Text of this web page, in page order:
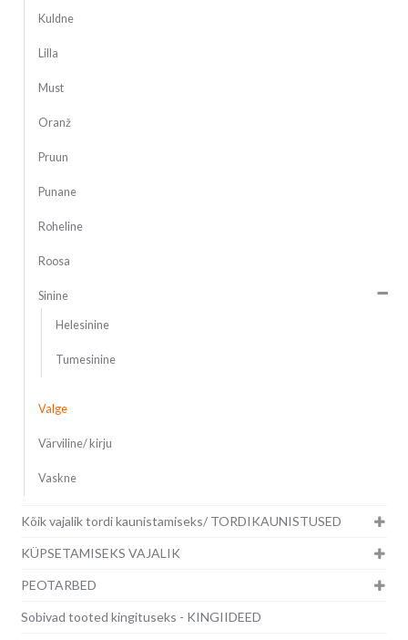
Kuldne
Lilla
Must
Oranž
Pruun
Punane
Roheline
Roosa
Sinine
Helesinine
Tumesinine
Valge
Värviline/ kirju
Vaskne
Kõik vajalik tordi kaunistamiseks/ TORDIKAUNISTUSED
KÜPSETAMISEKS VAJALIK
PEOTARBED
Sobivad tooted kingituseks - KINGIIDEED